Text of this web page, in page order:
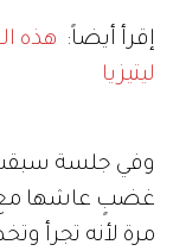
إقرأ أيضاً: هذه
ليتيزيا
وفي جلسة سبقت
غضبٍ عاشها مع
مرة لأنه تجرأ